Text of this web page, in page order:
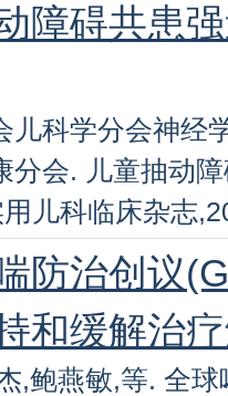
障碍共患
儿科学分会神经
分会. 儿童抽动
儿科临床杂志
防治创议
和缓解治
,鲍燕敏,等. 全